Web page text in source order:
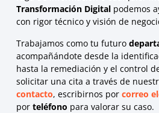
Transformación Digitalpodemos
con rigor técnico y visión de
Trabajamos como tu futuro
acompañándote desde la
hasta la remediación y el control
solicitar una cita a través de
contacto, escribirnos por correo
por teléfono para valorar su caso.